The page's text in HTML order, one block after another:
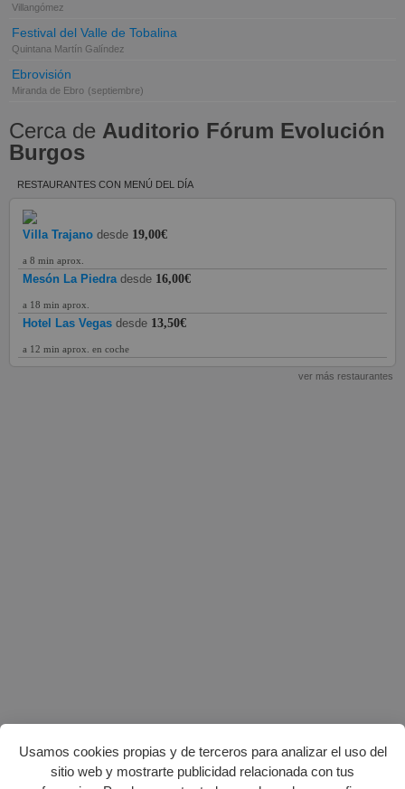
Usamos cookies propias y de terceros para analizar el uso del
sitio web y mostrarte publicidad relacionada con tus
Villangómez
Festival del Valle de Tobalina
Quintana Martín Galíndez
Ebrovisión
Miranda de Ebro (septiembre)
Cerca de Auditorio Fórum Evolución
Burgos
RESTAURANTES CON MENÚ DEL DÍA
Villa Trajano desde 19,00€
a 8 min aprox.
Mesón La Piedra desde 16,00€
a 18 min aprox.
Hotel Las Vegas desde 13,50€
a 12 min aprox. en coche
ver más restaurantes